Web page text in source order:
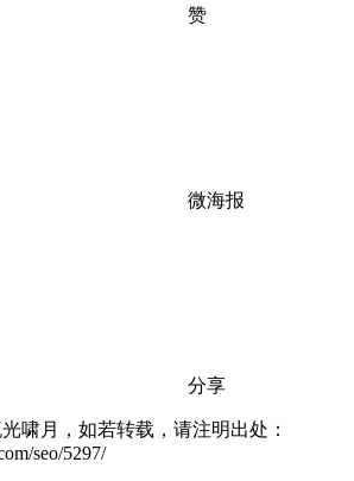
赞
微海报
分享
啸月，如若转载，请注明出处：
seo/5297/